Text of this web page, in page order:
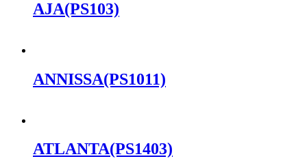
AJA(PS103)
ANNISSA(PS1011)
ATLANTA(PS1403)